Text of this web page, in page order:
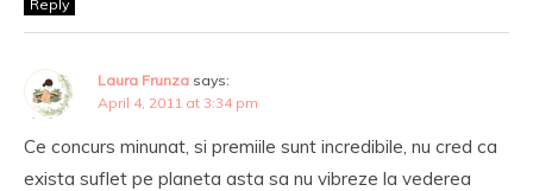
Reply
Laura Frunza says:
April 4, 2011 at 3:34 pm
Ce concurs minunat, si premiile sunt incredibile, nu cred ca
exista suflet pe planeta asta sa nu vibreze la vederea